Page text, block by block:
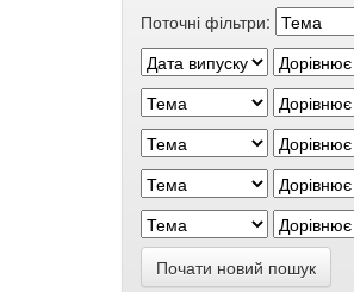
Поточні фільтри:
Почати новий пошук